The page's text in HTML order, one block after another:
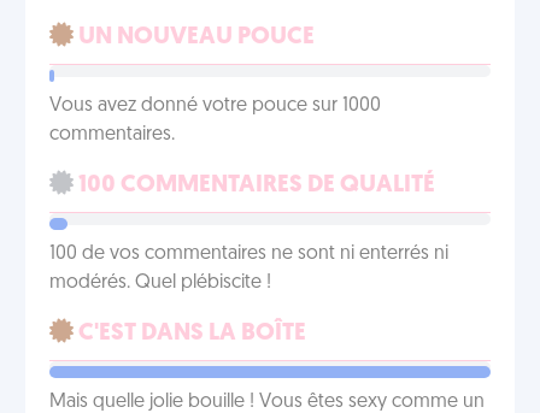
UN NOUVEAU POUCE
Vous avez donné votre pouce sur 1000
commentaires.
100 COMMENTAIRES DE QUALITÉ
100 de vos commentaires ne sont ni enterrés ni
modérés. Quel plébiscite !
C'EST DANS LA BOÎTE
Mais quelle jolie bouille ! Vous êtes sexy comme un